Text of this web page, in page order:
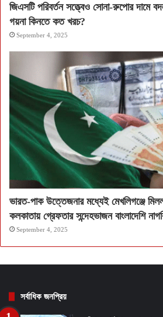
জিএসটি পরিবর্তন সত্ত্বেও সোনা-রুপোর দামে
গয়না কিনতে কত খরচ?
September 4, 2025
ভারত-পাক উত্তেজনার মধ্যেই মেখলিগঞ্জে
কলকাতায় গ্রেফতার সন্দেহভাজন বাংলাদেশি
September 4, 2025
সর্বাধিক জনপ্রিয়